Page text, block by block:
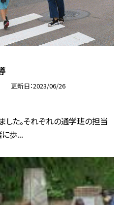
更新日 2023/06/26
した。それぞれの通学班の担当
歩...